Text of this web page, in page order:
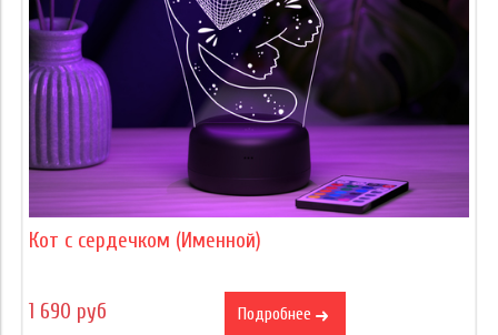
Кот с сердечком (Именной)
1 690 руб Подробнее